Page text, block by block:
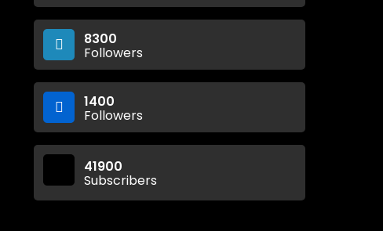
8300
Followers
1400
Followers
41900
Subscribers